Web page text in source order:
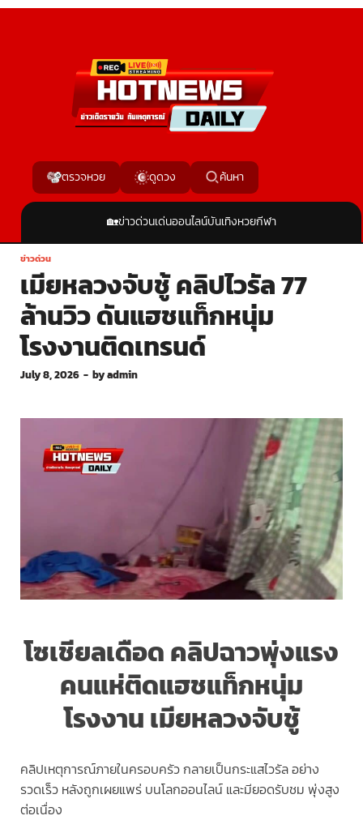
ตรวจหวย ดูดวง ค้นหา
🏡ข่าวด่วนเด่นออนไลน์บันเทิงหวยกีฬา
ข่าวด่วน
เมียหลวงจับชู้ คลิปไวรัล 77
ล้านวิว ดันแฮชแท็กหนุ่ม
โรงงานติดเทรนด์
July 8, 2026 - byadmin
โซเชียลเดือด คลิปฉาวพุ่งแรง
คนแห่ติดแฮชแท็กหนุ่ม
โรงงาน เมียหลวงจับชู้
คลิปเหตุการณ์ภายในครอบครัว กลายเป็นกระแสไวรัล อย่าง
รวดเร็ว หลังถูกเผยแพร่ บนโลกออนไลน์ และมียอดรับชม พุ่งสูง
ต่อเนื่อง